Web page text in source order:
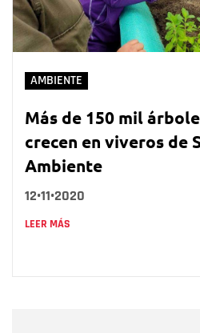
AMBIENTE
Más de 150 mil
crecen en viveros de
Ambiente
12•11•2020
LEER MÁS